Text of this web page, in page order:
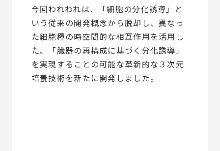
今回われわれは、「細胞の分化誘導」と
いう従来の開発概念から脱却し、異なっ
た細胞種の時空間的な相互作用を活用し
た、「臓器の再構成に基づく分化誘導」
を実現することの可能な革新的な３次元
培養技術を新たに開発しました。